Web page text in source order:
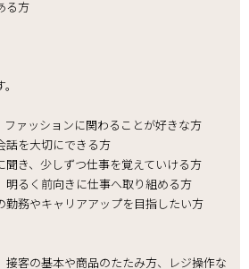
る方
ファッションに関わることが好きな方
話を大切にできる方
聞き、少しずつ仕事を覚えていける方
明るく前向きに仕事へ取り組める方
勤務やキャリアアップを目指したい方
接客の基本や商品のたたみ方、レジ操作な